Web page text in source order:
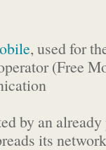
, used for
(Free
by an
its